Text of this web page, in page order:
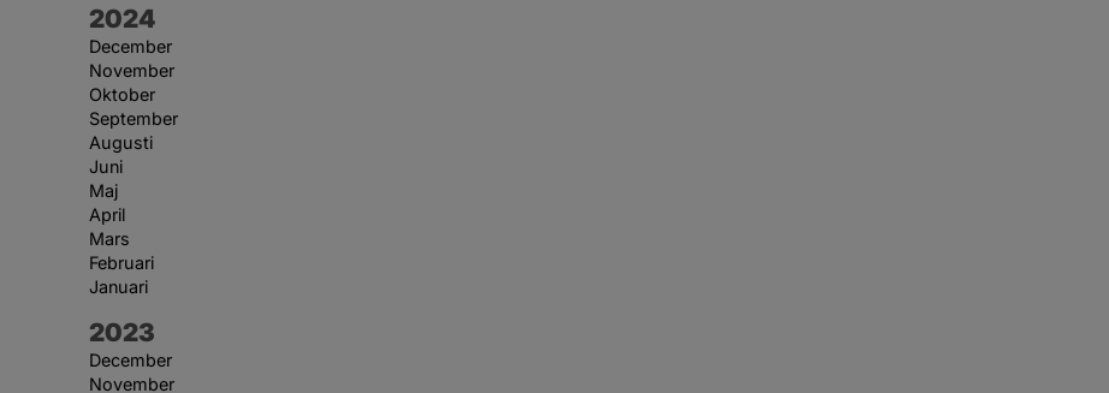
År:
2024
December
November
Oktober
September
Augusti
Juni
Maj
April
Mars
Februari
Januari
År:
2023
December
November